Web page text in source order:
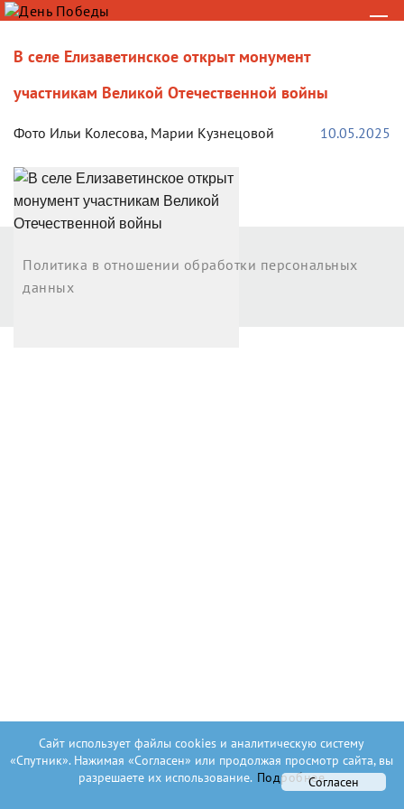
В селе Елизаветинское открыт монумент
участникам Великой Отечественной войны
Фото Ильи Колесова, Марии Кузнецовой 10.05.2025
Политика в отношении обработки персональных
данных
Сайт использует файлы cookies и аналитическую систему
«Спутник». Нажимая «Согласен» или продолжая просмотр сайта, вы
разрешаете их использование. ПодробнееСогласен